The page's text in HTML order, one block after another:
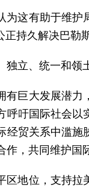
为这有助于维
正持久解决巴
独立、统一和
有巨大发展潜
呼吁国际社会
经贸关系中滥
作，共同维护国
区地位，支持